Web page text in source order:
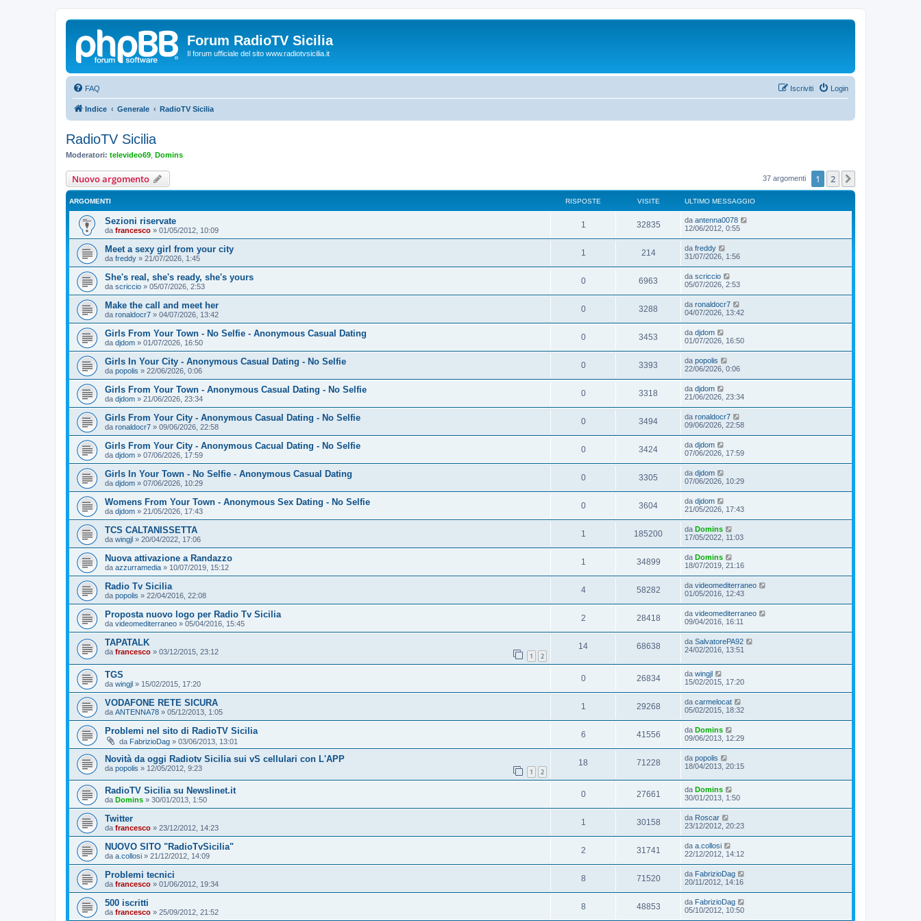
Forum RadioTV Sicilia
Il forum ufficiale del sito www.radiotvsicilia.it
FAQ Login
Iscriviti
Indice Generale RadioTV Sicilia
RadioTV Sicilia
Moderatori: televideo69 Domins
Nuovo argomento 37 argomenti 1 2
ARGOMENTI RISPOSTE VISITE ULTIMO MESSAGGIO
Sezioni riservate
da francesco » 01/05/2012, 10:09
1 32835 da antenna0078
12/06/2012, 0:55
Meet a sexy girl from your city
da freddy » 21/07/2026, 1:45
1 214 da freddy
31/07/2026, 1:56
She's real, she's ready, she's yours
da scriccio » 05/07/2026, 2:53
0 6963 da scriccio
05/07/2026, 2:53
Make the call and meet her
da ronaldocr7 » 04/07/2026, 13:42
0 3288 da ronaldocr7
04/07/2026, 13:42
Girls From Your Town - No Selfie - Anonymous Casual Dating
da djdom » 01/07/2026, 16:50
0 3453 da djdom
01/07/2026, 16:50
Girls In Your City - Anonymous Casual Dating - No Selfie
da popolis » 22/06/2026, 0:06
0 3393 da popolis
22/06/2026, 0:06
Girls From Your Town - Anonymous Casual Dating - No Selfie
da djdom » 21/06/2026, 23:34
0 3318 da djdom
21/06/2026, 23:34
Girls From Your City - Anonymous Casual Dating - No Selfie
da ronaldocr7 » 09/06/2026, 22:58
0 3494 da ronaldocr7
09/06/2026, 22:58
Girls From Your City - Anonymous Cacual Dating - No Selfie
da djdom » 07/06/2026, 17:59
0 3424 da djdom
07/06/2026, 17:59
Girls In Your Town - No Selfie - Anonymous Casual Dating
da djdom » 07/06/2026, 10:29
0 3305 da djdom
07/06/2026, 10:29
Womens From Your Town - Anonymous Sex Dating - No Selfie
da djdom » 21/05/2026, 17:43
0 3604 da djdom
21/05/2026, 17:43
TCS CALTANISSETTA
da wingjl » 20/04/2022, 17:06
1 185200 da Domins
17/05/2022, 11:03
Nuova attivazione a Randazzo
da azzurramedia » 10/07/2019, 15:12
1 34899 da Domins
18/07/2019, 21:16
Radio Tv Sicilia
da popolis » 22/04/2016, 22:08
4 58282 da videomediterraneo
01/05/2016, 12:43
Proposta nuovo logo per Radio Tv Sicilia
da videomediterraneo » 05/04/2016, 15:45
2 28418 da videomediterraneo
09/04/2016, 16:11
TAPATALK
da francesco » 03/12/2015, 23:12 1 2
14 68638 da SalvatorePA92
24/02/2016, 13:51
TGS
da wingjl » 15/02/2015, 17:20
0 26834 da wingjl
15/02/2015, 17:20
VODAFONE RETE SICURA
da ANTENNA78 » 05/12/2013, 1:05
1 29268 da carmelocat
05/02/2015, 18:32
Problemi nel sito di RadioTV Sicilia
da FabrizioDag » 03/06/2013, 13:01
6 41556 da Domins
09/06/2013, 12:29
Novità da oggi Radiotv Sicilia sui vS cellulari con L'APP
da popolis » 12/05/2012, 9:23 1 2
18 71228 da popolis
18/04/2013, 20:15
RadioTV Sicilia su Newslinet.it
da Domins » 30/01/2013, 1:50
0 27661 da Domins
30/01/2013, 1:50
Twitter
da francesco » 23/12/2012, 14:23
1 30158 da Roscar
23/12/2012, 20:23
NUOVO SITO "RadioTvSicilia"
da a.collosi » 21/12/2012, 14:09
2 31741 da a.collosi
22/12/2012, 14:12
Problemi tecnici
da francesco » 01/06/2012, 19:34
8 71520 da FabrizioDag
20/11/2012, 14:16
500 iscritti
da francesco » 25/09/2012, 21:52
8 48853 da FabrizioDag
05/10/2012, 10:50